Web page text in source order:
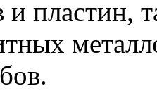
и пластин,